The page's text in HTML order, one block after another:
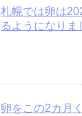
札幌では卵は
るようになりま
卵をこの2カ月